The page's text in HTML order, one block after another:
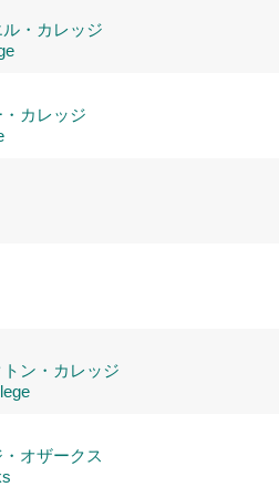
・カレッジ
カレッジ
ン・カレッジ
オザークス